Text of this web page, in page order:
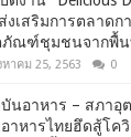
งเสริมการตลาดก
ภัณฑ์ชุมชนจากพื้น
หาคม 25, 2563 0
นอาหาร – สภาอุ
าหารไทยฮึดสู้โค